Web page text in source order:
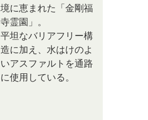
境に恵まれた「金剛福
寺霊園」。
平坦なバリアフリー構
造に加え、水はけのよ
いアスファルトを通路
に使用している。